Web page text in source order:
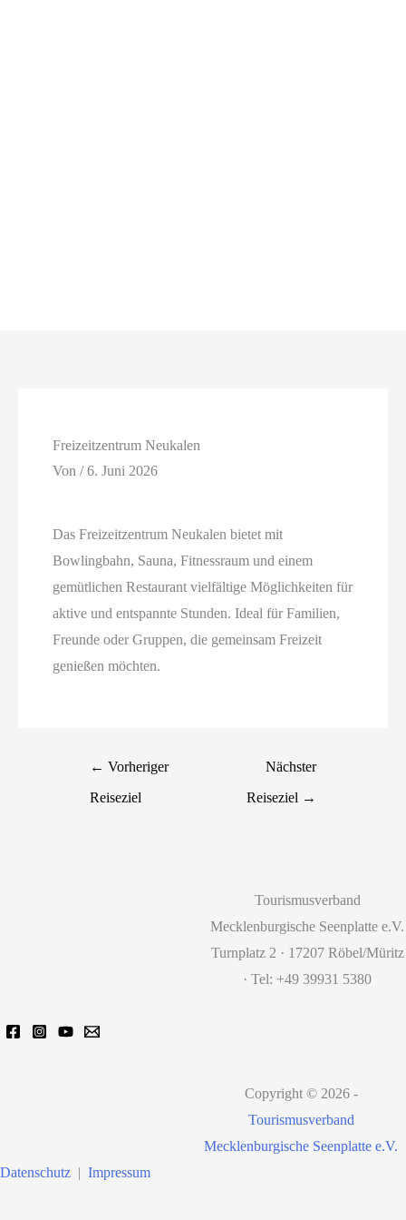
Freizeitzentrum Neukalen
Von/6. Juni 2026
Das Freizeitzentrum Neukalen bietet mit
Bowlingbahn, Sauna, Fitnessraum und einem
gemütlichen Restaurant vielfältige Möglichkeiten für
aktive und entspannte Stunden. Ideal für Familien,
Freunde oder Gruppen, die gemeinsam Freizeit
genießen möchten.
← Vorheriger
Reiseziel
Nächster
Reiseziel →
Tourismusverband
Mecklenburgische Seenplatte e.V.
Turnplatz 2 · 17207 Röbel/Müritz
· Tel: +49 39931 5380
Copyright © 2026 -
Tourismusverband
Mecklenburgische Seenplatte e.V.
Datenschutz | Impressum